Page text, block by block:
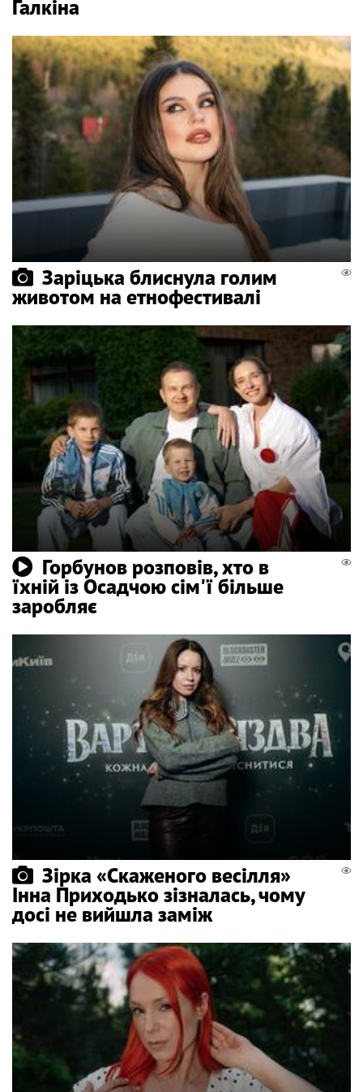
Галкіна
Заріцька блиснула голим
животом на етнофестивалі
Горбунов розповів, хто в
їхній із Осадчою сім'ї більше
заробляє
Зірка «Скаженого весілля»
Інна Приходько зізналась, чому
досі не вийшла заміж